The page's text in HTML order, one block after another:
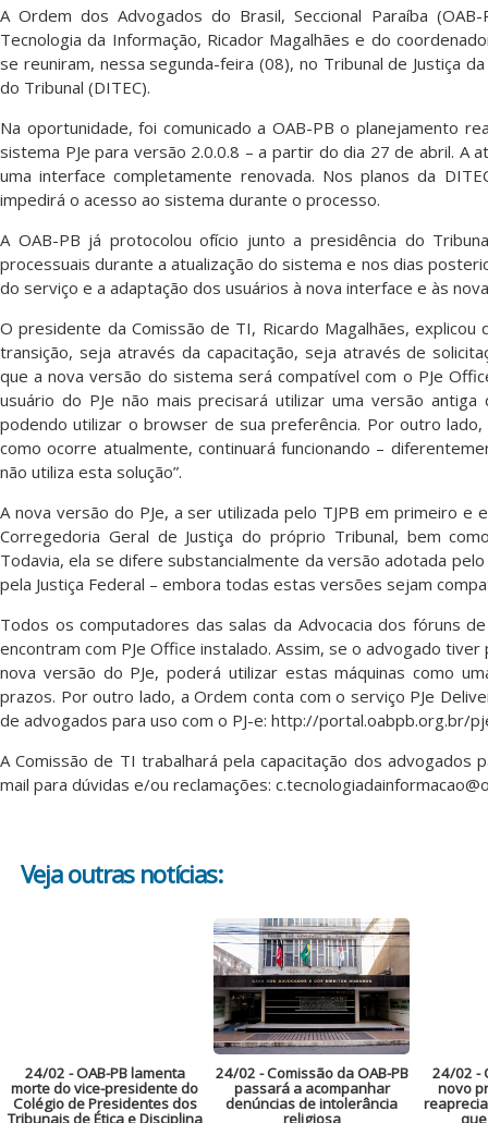
A Ordem dos Advogados do Brasil, Seccional Paraíba
Tecnologia da Informação, Ricador Magalhães e do
se reuniram, nessa segunda-feira (08), no Tribunal de Justiça
do Tribunal (DITEC).
Na oportunidade, foi comunicado a OAB-PB o planejamento
sistema PJe para versão 2.0.0.8 – a partir do dia 27 de abril. A
uma interface completamente renovada. Nos planos da
impedirá o acesso ao sistema durante o processo.
A OAB-PB já protocolou ofício junto a presidência do
processuais durante a atualização do sistema e nos dias
do serviço e a adaptação dos usuários à nova interface e às
O presidente da Comissão de TI, Ricardo Magalhães,
transição, seja através da capacitação, seja através de
que a nova versão do sistema será compatível com o PJe
usuário do PJe não mais precisará utilizar uma versão
podendo utilizar o browser de sua preferência. Por outro
como ocorre atualmente, continuará funcionando –
não utiliza esta solução”.
A nova versão do PJe, a ser utilizada pelo TJPB em primeiro e
Corregedoria Geral de Justiça do próprio Tribunal, bem
Todavia, ela se difere substancialmente da versão adotada
pela Justiça Federal – embora todas estas versões sejam
Todos os computadores das salas da Advocacia dos fóruns
encontram com PJe Office instalado. Assim, se o advogado
nova versão do PJe, poderá utilizar estas máquinas como
prazos. Por outro lado, a Ordem conta com o serviço PJe
de advogados para uso com o PJ-e: http://portal.oabpb.org.br/
A Comissão de TI trabalhará pela capacitação dos advogados
mail para dúvidas e/ou reclamações:
Veja outras notícias:
24/02 - OAB-PB lamenta
morte do vice-presidente do
Colégio de Presidentes dos
24/02 - Comissão da OAB-PB
passará a acompanhar
denúncias de intolerância
24/02 -
novo